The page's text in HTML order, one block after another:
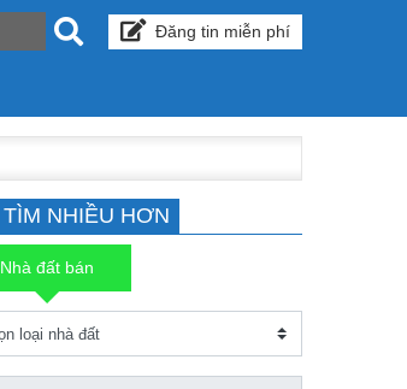
Đăng tin miễn phí
TÌM NHIỀU HƠN
Nhà đất bán